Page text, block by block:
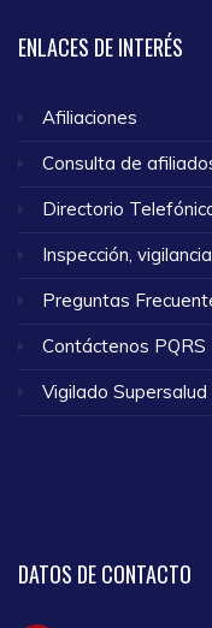
ENLACES DE INTERÉS
Afiliaciones
Consulta de
Directorio
Inspección,
Preguntas
Contáctenos PQRS
Vigilado Supersalud
DATOS DE CONTACTO